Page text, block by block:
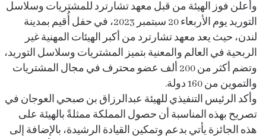
وأعلن فوز الهيئة من قبل معهد تشارترد للمشتريات وسلاسل
التوريد يوم الأربعاء 20 سبتمبر 2023، في حفل أُقيم بمدينة
لندن، حيث يعد معهد تشارترد من أكبر الهيئات المهنية غير
الربحية في العالم والمعنية بتميز المشتريات وسلاسل التوريد،
وتضم أكثر من 200 ألف عضو محترف في مجال المشتريات
والتموين من 160 دولة.
وأكد الرئيس التنفيذي للهيئة عبدالرزاق بن صبحي العوجان في
تصريح بهذه المناسبة أن حصول المملكة ممثلةً بالهيئة على
هذه الجائزة يأتي بدعم وتمكين القيادة الرشيدة، بالإضافة إلى